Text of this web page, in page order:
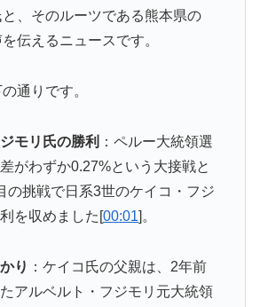
、そのルーツである熊本県の
伝えるニュースです。
通りです。
モリ氏の勝利 ：ペルー大統領選
がわずか0.27%という大接戦と
の挑戦で日系3世のケイコ・フジ
を収めました[00:01]。
り ：ケイコ氏の父親は、2年前
アルベルト・フジモリ元大統領